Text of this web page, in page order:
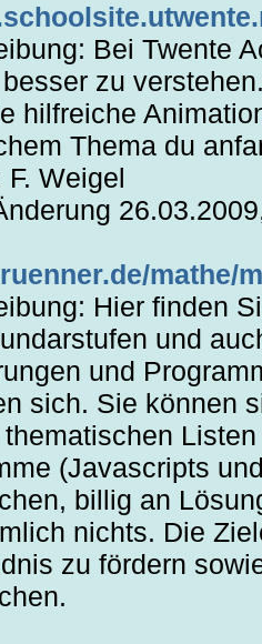
Bei Twente
zu
hilfreiche
Thema du
F. Weigel
mathe/
Hier finden
und
und
sich. Sie können
(Javascripts
billig an
nichts. Die
zu fördern